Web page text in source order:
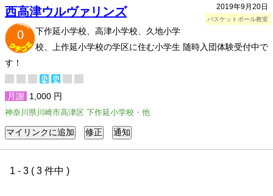
2019年9月20日
バスケットボール教室
西高津ウルヴァリンズ
0
下作延小学校、高津小学校、久地小学
校、上作延小学校の学区に住む小学生 随時入団体験受付中で
す！
月謝 1,000 円
神奈川県川崎市高津区 下作延小学校・他
1 - 3 ( 3 件中 )